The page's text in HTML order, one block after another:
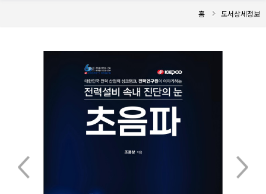
홈 도서상세정보